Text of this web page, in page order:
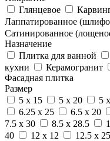
Глянцевое
Лаппатированное
Сатинированное
Назначение
Плитка для ванной
кухни
Керамогранит
Фасадная плитка
Размер
5 x 15
5 x 20 5
6.25 x 25
6.5 x 20
7.5 x 30
8.5 x 28.5
40
12 x 12 12.5 x 25